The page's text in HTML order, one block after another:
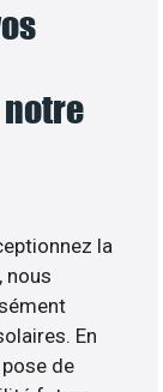
notre
la
nous
En
de